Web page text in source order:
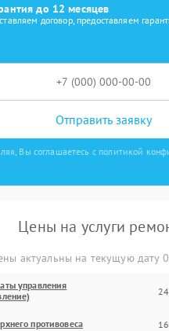
до 12 месяцев
договор, предоставляем
Отправить заявку
Вы соглашаетесь с политикой
Цены на услуги
актуальны на текущую дату
управления
противовеса